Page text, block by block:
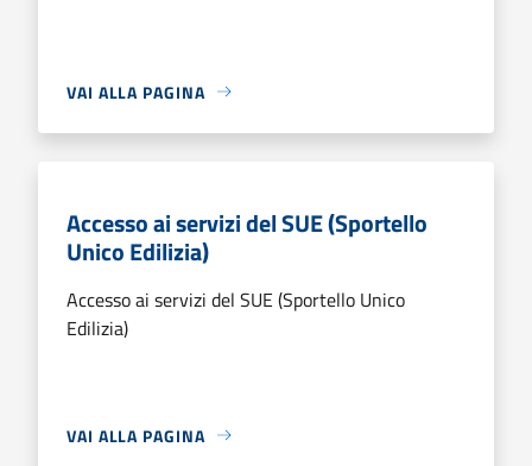
VAI ALLA PAGINA
Accesso ai servizi del SUE (Sportello
Unico Edilizia)
Accesso ai servizi del SUE (Sportello Unico
Edilizia)
VAI ALLA PAGINA